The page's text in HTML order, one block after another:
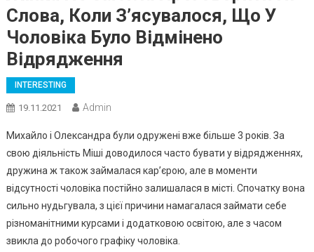
Слова, Коли З’ясувалося, Що У
Чоловіка Було Відмінено
Відрядження
INTERESTING
19.11.2021 Admin
Михайло і Олександра були одружені вже більше 3 років. За
свою діяльність Міші доводилося часто бувати у відрядженнях,
дружина ж також займалася кар’єрою, але в моменти
відсутності чоловіка постійно залишалася в місті. Спочатку вона
сильно нудьгувала, з цієї причини намагалася займати себе
різноманітними курсами і додатковою освітою, але з часом
звикла до робочого графіку чоловіка.